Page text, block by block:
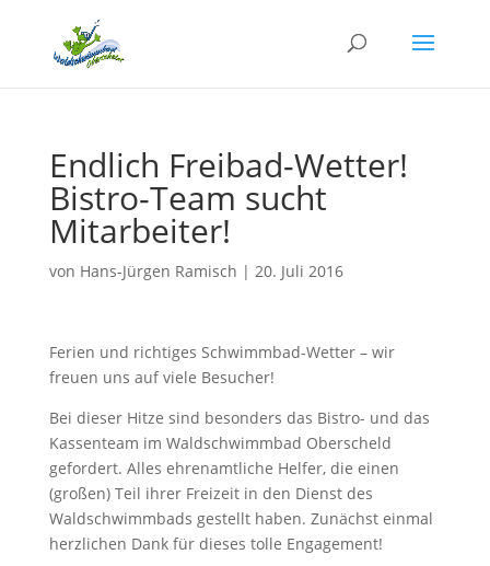
Endlich Freibad-Wetter!
Bistro-Team sucht
Mitarbeiter!
von Hans-Jürgen Ramisch | 20. Juli 2016
Ferien und richtiges Schwimmbad-Wetter – wir
freuen uns auf viele Besucher!
Bei dieser Hitze sind besonders das Bistro- und das
Kassenteam im Waldschwimmbad Oberscheld
gefordert. Alles ehrenamtliche Helfer, die einen
(großen) Teil ihrer Freizeit in den Dienst des
Waldschwimmbads gestellt haben. Zunächst einmal
herzlichen Dank für dieses tolle Engagement!